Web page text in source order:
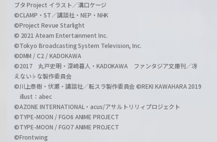
ブタ Project イラスト／溝口ケージ
©CLAMP・ST／講談社・NEP・NHK
©Project Revue Starlight
© 2021 Ateam Entertainment Inc.
©Tokyo Broadcasting System Television, Inc.
©DMM / C2 / KADOKAWA
©2017 丸戸史明・深崎暮人・KADOKAWA ファンタジア文庫刊／冴
えない♭な製作委員会
©川上泰樹・伏瀬・講談社／転スラ製作委員会 ©REKI KAWAHARA 2019
illust：abec
©AZONE INTERNATIONAL・acus/アサルトリリィプロジェクト
©TYPE-MOON / FGO6 ANIME PROJECT
©TYPE-MOON / FGO7 ANIME PROJECT
©Frontwing